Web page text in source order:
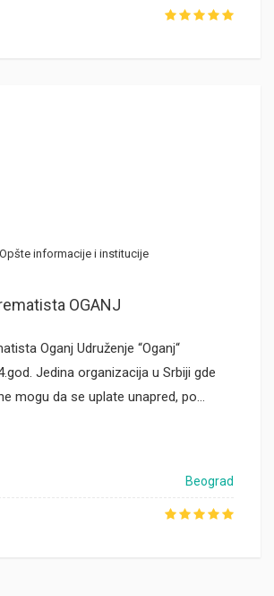
Opšte informacije i institucije
OGANJ
Oganj Udruženje “Oganj“
Jedina organizacija u Srbiji gde
mogu da se uplate unapred, po…
Beograd